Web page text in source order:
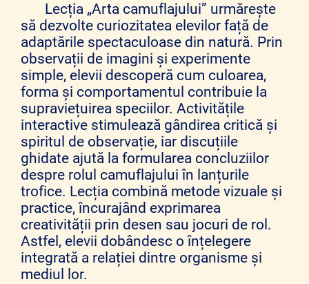
Lecția „Arta camuflajului” urmărește
să dezvolte curiozitatea elevilor față de
adaptările spectaculoase din natură. Prin
observații de imagini și experimente
simple, elevii descoperă cum culoarea,
forma și comportamentul contribuie la
supraviețuirea speciilor. Activitățile
interactive stimulează gândirea critică și
spiritul de observație, iar discuțiile
ghidate ajută la formularea concluziilor
despre rolul camuflajului în lanțurile
trofice. Lecția combină metode vizuale și
practice, încurajând exprimarea
creativității prin desen sau jocuri de rol.
Astfel, elevii dobândesc o înțelegere
integrată a relației dintre organisme și
mediul lor.